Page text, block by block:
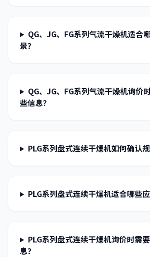
QG、JG、FG系列气流干燥机适合
景？
QG、JG、FG系列气流干燥机询价
些信息？
PLG系列盘式连续干燥机如何确认规
PLG系列盘式连续干燥机适合哪些应
PLG系列盘式连续干燥机询价时需
息？